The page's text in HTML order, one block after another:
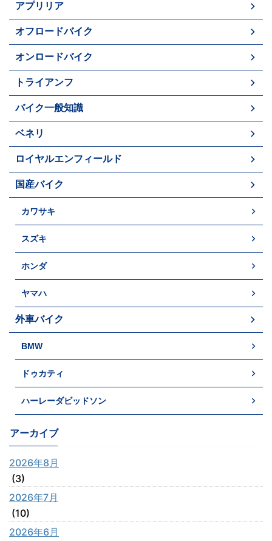
アプリリア
オフロードバイク
オンロードバイク
トライアンフ
バイク一般知識
ベネリ
ロイヤルエンフィールド
国産バイク
カワサキ
スズキ
ホンダ
ヤマハ
外車バイク
BMW
ドゥカティ
ハーレーダビッドソン
アーカイブ
2026年8月
(3)
2026年7月
(10)
2026年6月